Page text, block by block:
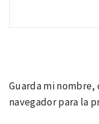
Guarda mi
navegador para la